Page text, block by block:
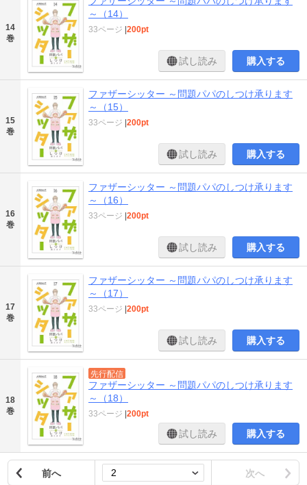
14
巻
～（14）
33ページ 200pt
試し読み 購入する
15
巻
ファザーシッター ～問題パパのしつけ承ります
～（15）
33ページ 200pt
試し読み 購入する
16
巻
ファザーシッター ～問題パパのしつけ承ります
～（16）
33ページ 200pt
試し読み 購入する
17
巻
ファザーシッター ～問題パパのしつけ承ります
～（17）
33ページ 200pt
試し読み 購入する
18
巻
先行配信
ファザーシッター ～問題パパのしつけ承ります
～（18）
33ページ 200pt
試し読み 購入する
前へ 次へ